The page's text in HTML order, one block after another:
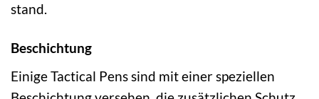
stand.
Beschichtung
Einige Tactical Pens sind mit einer speziellen